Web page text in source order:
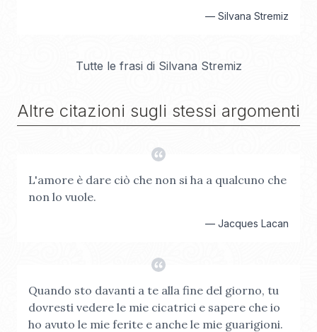
— Silvana Stremiz
Tutte le frasi di Silvana Stremiz
Altre citazioni sugli stessi argomenti
L'amore è dare ciò che non si ha a qualcuno che
non lo vuole.
— Jacques Lacan
Quando sto davanti a te alla fine del giorno, tu
dovresti vedere le mie cicatrici e sapere che io
ho avuto le mie ferite e anche le mie guarigioni.